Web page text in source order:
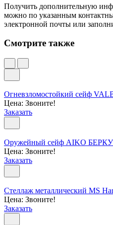
Получить дополнительную
можно по указанным
электронной почты или
Смотрите также
Огневзломостойкий сейф
Цена: Звоните!
Заказать
Оружейный сейф AIKO
Цена: Звоните!
Заказать
Стеллаж металлический MS
Цена: Звоните!
Заказать